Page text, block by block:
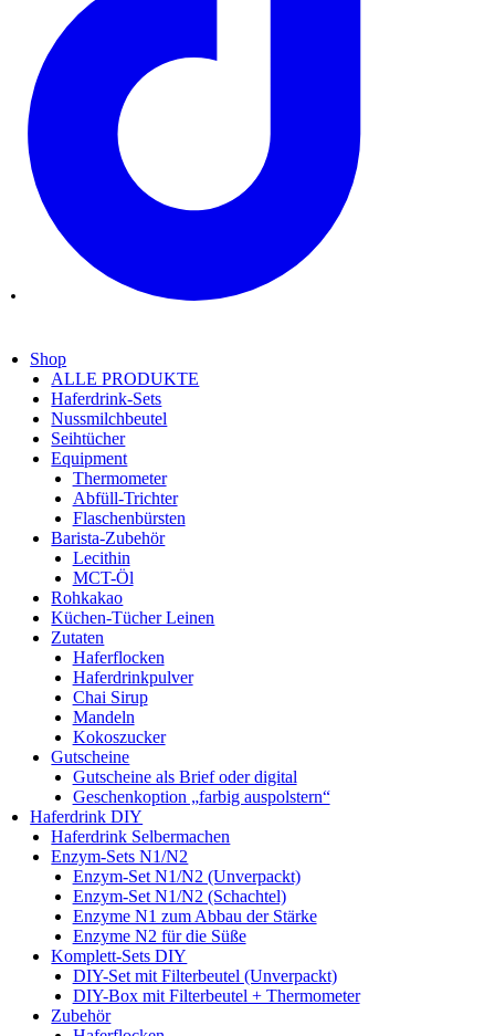
Shop
ALLE PRODUKTE
Haferdrink-Sets
Nussmilchbeutel
Seihtücher
Equipment
Thermometer
Abfüll-Trichter
Flaschenbürsten
Barista-Zubehör
Lecithin
MCT-Öl
Rohkakao
Küchen-Tücher Leinen
Zutaten
Haferflocken
Haferdrinkpulver
Chai Sirup
Mandeln
Kokoszucker
Gutscheine
Gutscheine als Brief oder digital
Geschenkoption „farbig auspolstern“
Haferdrink DIY
Haferdrink Selbermachen
Enzym-Sets N1/N2
Enzym-Set N1/N2 (Unverpackt)
Enzym-Set N1/N2 (Schachtel)
Enzyme N1 zum Abbau der Stärke
Enzyme N2 für die Süße
Komplett-Sets DIY
DIY-Set mit Filterbeutel (Unverpackt)
DIY-Box mit Filterbeutel + Thermometer
Zubehör